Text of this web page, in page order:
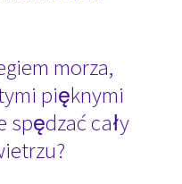
morza,
pięknymi
cały